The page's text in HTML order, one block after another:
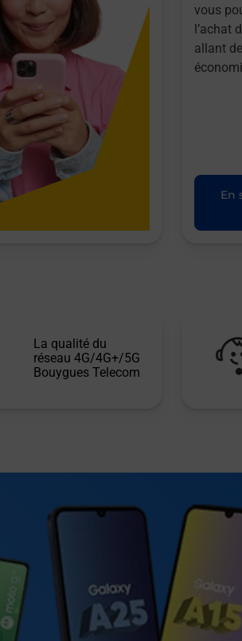
vous
l’achat
allant
En
La qualité du
réseau 4G/4G+/5G
Bouygues Telecom